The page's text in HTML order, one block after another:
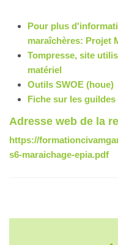
Pour plus
maraîchères: Projet
Tompresse, site
matériel
Outils SWOE (houe)
Fiche sur les guildes
Adresse web de la
https://
s6-maraichage-epia.pdf